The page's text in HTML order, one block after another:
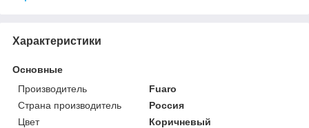
Характеристики
Основные
Производитель
Fuaro
Страна производитель
Россия
Цвет
Коричневый